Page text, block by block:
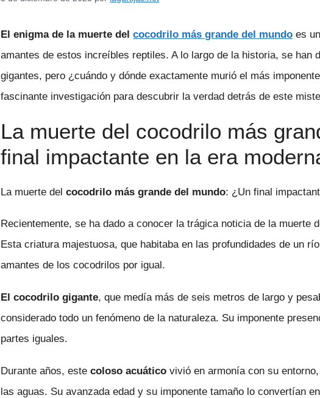
El enigma de la muerte delcocodrilo más grande del mundo es
amantes de estos increíbles reptiles. A lo largo de la historia, se han
gigantes, pero ¿cuándo y dónde exactamente murió el más
fascinante investigación para descubrir la verdad detrás de este
La muerte del cocodrilo más
final impactante en la era
La muerte delcocodrilo más grande del mundo: ¿Un final
Recientemente, se ha dado a conocer la trágica noticia de la muerte
Esta criatura majestuosa, que habitaba en las profundidades de un
amantes de los cocodrilos por igual.
El cocodrilo gigante, que medía más de seis metros de largo y
considerado todo un fenómeno de la naturaleza. Su imponente
partes iguales.
Durante años, estecoloso acuático vivió en armonía con su
las aguas. Su avanzada edad y su imponente tamaño lo convertían